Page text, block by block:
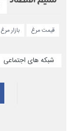
قیمت مرغ بازار مرغ
شبکه های اجتماعی